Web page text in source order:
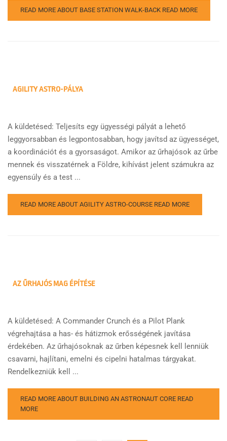
READ MORE ABOUT BASE STATION WALK-BACK READ MORE
AGILITY ASTRO-PÁLYA
A küldetésed: Teljesíts egy ügyességi pályát a lehető
leggyorsabban és legpontosabban, hogy javítsd az ügyességet,
a koordinációt és a gyorsaságot. Amikor az űrhajósok az űrbe
mennek és visszatérnek a Földre, kihívást jelent számukra az
egyensúly és a test ...
READ MORE ABOUT AGILITY ASTRO-COURSE READ MORE
AZ ŰRHAJÓS MAG ÉPÍTÉSE
A küldetésed: A Commander Crunch és a Pilot Plank
végrehajtása a has- és hátizmok erősségének javítása
érdekében. Az űrhajósoknak az űrben képesnek kell lenniük
csavarni, hajlítani, emelni és cipelni hatalmas tárgyakat.
Rendelkezniük kell ...
READ MORE ABOUT BUILDING AN ASTRONAUT CORE READ
MORE